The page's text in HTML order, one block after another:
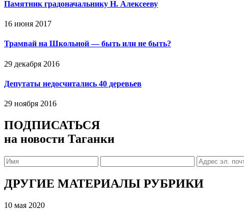
Памятник градоначальнику Н. Алексееву
16 июня 2017
Трамвай на Школьной — быть или не быть?
29 декабря 2016
Депутаты недосчитались 40 деревьев
29 ноября 2016
ПОДПИСАТЬСЯ
на новости Таганки
ДРУГИЕ МАТЕРИАЛЫ РУБРИКИ
10 мая 2020